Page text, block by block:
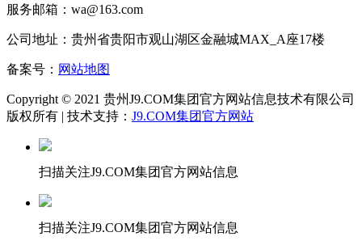
服务邮箱：wa@163.com
公司地址：贵州省贵阳市观山湖区金融城MAX_A座17楼
备案号： 网站地图
Copyright © 2021 贵州J9.COM集团官方网站信息技术有限公司
版权所有 | 技术支持： J9.COM集团官方网站
扫描关注J9.COM集团官方网站信息
扫描关注J9.COM集团官方网站信息